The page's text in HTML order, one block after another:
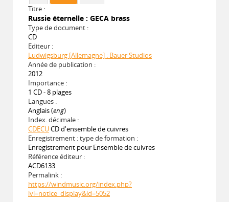
Titre :
Russie éternelle : GECA brass
Type de document :
CD
Editeur :
Ludwigsburg [Allemagne] : Bauer Studios
Année de publication :
2012
Importance :
1 CD - 8 plages
Langues :
Anglais (eng)
Index. décimale :
CDECUCD d'ensemble de cuivres
Enregistrement : type de formation :
Enregistrement pour Ensemble de cuivres
Référence éditeur :
ACD6133
Permalink :
https://windmusic.org/index.php?
lvl=notice_display&id=5052